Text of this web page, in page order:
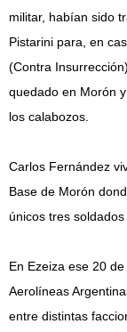
militar, habían sido
Pistarini para, en
(Contra
quedado en Morón
los calabozos.
Carlos Fernández
Base de Morón
únicos tres
En Ezeiza ese 20
Aerolíneas
entre distintas